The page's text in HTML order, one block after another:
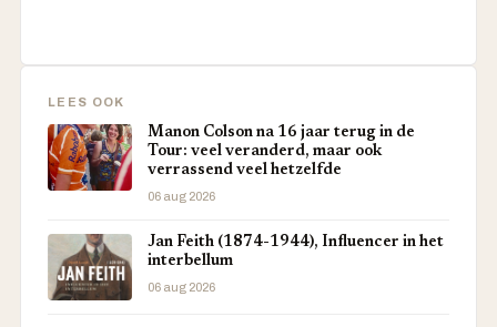
LEES OOK
Manon Colson na 16 jaar terug in de
Tour: veel veranderd, maar ook
verrassend veel hetzelfde
06 aug 2026
Jan Feith (1874-1944), Influencer in het
interbellum
06 aug 2026